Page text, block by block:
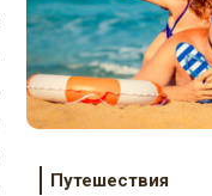
Путешествия